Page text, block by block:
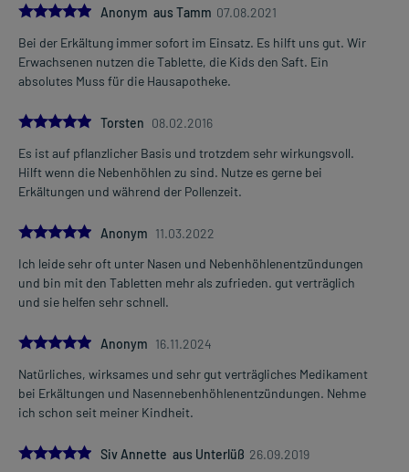
5.0Anonym aus Tamm 07.08.2021
Bei der Erkältung immer sofort im Einsatz. Es hilft uns gut. Wir
Erwachsenen nutzen die Tablette, die Kids den Saft. Ein
absolutes Muss für die Hausapotheke.
5.0
Torsten 08.02.2016
Es ist auf pflanzlicher Basis und trotzdem sehr wirkungsvoll.
Hilft wenn die Nebenhöhlen zu sind. Nutze es gerne bei
Erkältungen und während der Pollenzeit.
5.0Anonym 11.03.2022
Ich leide sehr oft unter Nasen und Nebenhöhlenentzündungen
und bin mit den Tabletten mehr als zufrieden. gut verträglich
und sie helfen sehr schnell.
5.0Anonym 16.11.2024
Natürliches, wirksames und sehr gut verträgliches Medikament
bei Erkältungen und Nasennebenhöhlenentzündungen. Nehme
ich schon seit meiner Kindheit.
5.0
Siv Annette aus Unterlüß 26.09.2019